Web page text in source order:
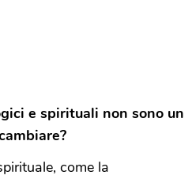
e spirituali non sono un
come la